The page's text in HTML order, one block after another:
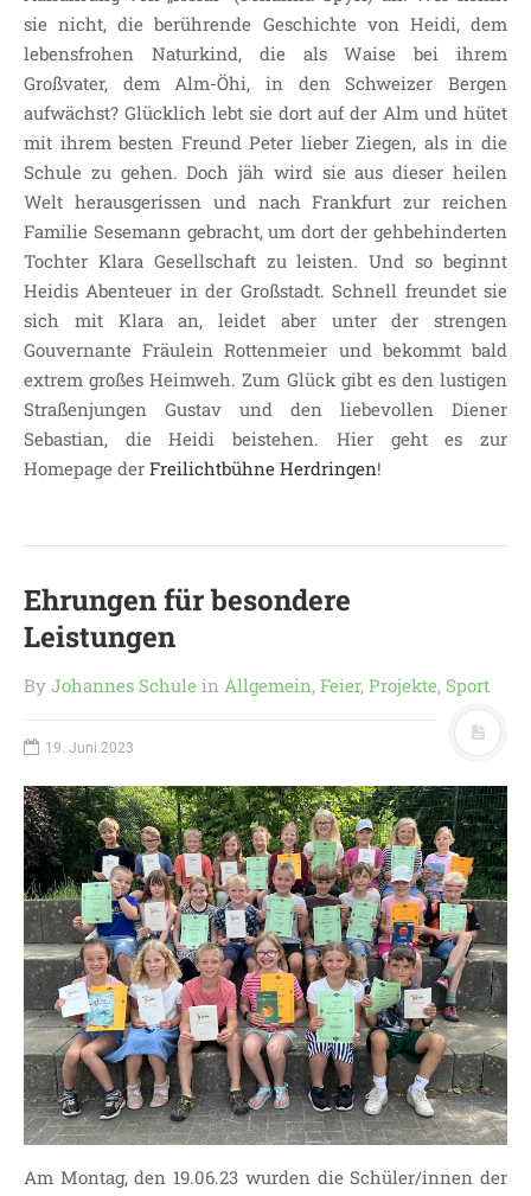
sie nicht, die berührende Geschichte von Heidi, dem
lebensfrohen Naturkind, die als Waise bei ihrem
Großvater, dem Alm-Öhi, in den Schweizer Bergen
aufwächst? Glücklich lebt sie dort auf der Alm und hütet
mit ihrem besten Freund Peter lieber Ziegen, als in die
Schule zu gehen. Doch jäh wird sie aus dieser heilen
Welt herausgerissen und nach Frankfurt zur reichen
Familie Sesemann gebracht, um dort der gehbehinderten
Tochter Klara Gesellschaft zu leisten. Und so beginnt
Heidis Abenteuer in der Großstadt. Schnell freundet sie
sich mit Klara an, leidet aber unter der strengen
Gouvernante Fräulein Rottenmeier und bekommt bald
extrem großes Heimweh. Zum Glück gibt es den lustigen
Straßenjungen Gustav und den liebevollen Diener
Sebastian, die Heidi beistehen. Hier geht es zur
Homepage der Freilichtbühne Herdringen!
Ehrungen für besondere
Leistungen
By Johannes Schule in Allgemein, Feier, Projekte, Sport
19. Juni 2023
Am Montag, den 19.06.23 wurden die Schüler/innen der